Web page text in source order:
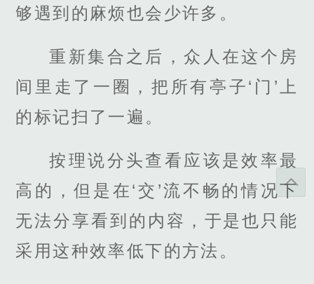
够遇到的麻烦也会少许多。
重新集合之后，众人在这个房
间里走了一圈，把所有亭子‘门’上
的标记扫了一遍。
按理说分头查看应该是效率最
高的，但是在‘交’流不畅的情况下
无法分享看到的内容，于是也只能
采用这种效率低下的方法。